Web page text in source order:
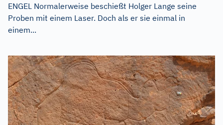
ENGEL Normalerweise beschießt Holger Lange seine
Proben mit einem Laser. Doch als er sie einmal in
einem...